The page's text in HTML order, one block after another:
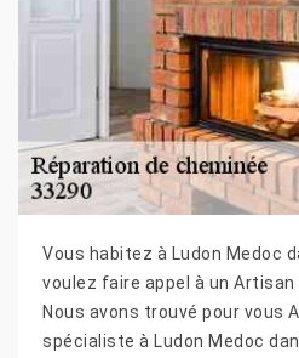
Vous habitez à Ludon Medoc
voulez faire appel à un Artisan
Nous avons trouvé pour vous
spécialiste à Ludon Medoc